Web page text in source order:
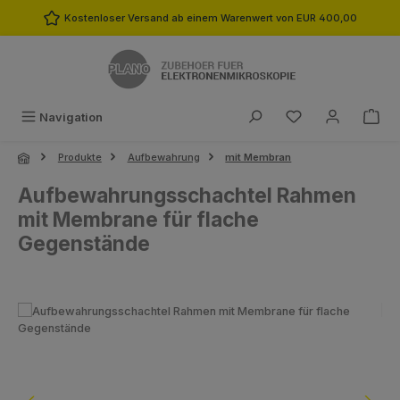
Zum Hauptinhalt springen
Kostenloser Versand ab einem Warenwert von EUR 400,00
Navigation Du hast 0
Produkte Aufbewahrung mit Membran
Aufbewahrungsschachtel Rahmen
mit Membrane für flache
Gegenstände
Bildergalerie überspringen